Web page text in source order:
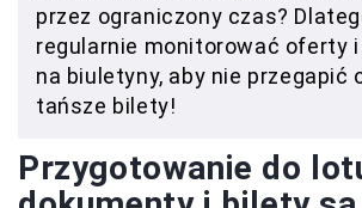
przez ograniczony czas?
regularnie monitorować oferty
na biuletyny, aby nie przegapić
tańsze bilety!
Przygotowanie do